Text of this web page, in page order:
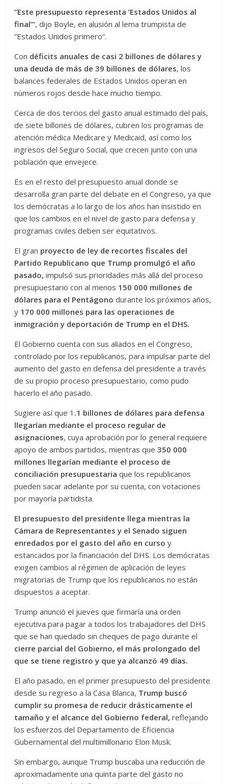
“Este presupuesto representa ‘Estados Unidos al
final’”, dijo Boyle, en alusión al lema trumpista de
“Estados Unidos primero”.
Con déficits anuales de casi 2 billones de dólares y
una deuda de más de 39 billones de dólares, los
balances federales de Estados Unidos operan en
números rojos desde hace mucho tiempo.
Cerca de dos tercios del gasto anual estimado del país,
de siete billones de dólares, cubren los programas de
atención médica Medicare y Medicaid, así como los
ingresos del Seguro Social, que crecen junto con una
población que envejece.
Es en el resto del presupuesto anual donde se
desarrolla gran parte del debate en el Congreso, ya que
los demócratas a lo largo de los años han insistido en
que los cambios en el nivel de gasto para defensa y
programas civiles deben ser equitativos.
El gran proyecto de ley de recortes fiscales del
Partido Republicano que Trump promulgó el año
pasado, impulsó sus prioridades más allá del proceso
presupuestario con al menos 150 000 millones de
dólares para el Pentágono durante los próximos años,
y 170 000 millones para las operaciones de
inmigración y deportación de Trump en el DHS.
El Gobierno cuenta con sus aliados en el Congreso,
controlado por los republicanos, para impulsar parte del
aumento del gasto en defensa del presidente a través
de su propio proceso presupuestario, como pudo
hacerlo el año pasado.
Sugiere así que 1 .1 billones de dólares para defensa
llegarían mediante el proceso regular de
asignaciones, cuya aprobación por lo general requiere
apoyo de ambos partidos, mientras que350 000
millones llegarían mediante el proceso de
conciliación presupuestaria que los republicanos
pueden sacar adelante por su cuenta, con votaciones
por mayoría partidista.
El presupuesto del presidente llega mientras la
Cámara de Representantes y el Senado siguen
enredados por el gasto del año en curso y
estancados por la financiación del DHS. Los demócratas
exigen cambios al régimen de aplicación de leyes
migratorias de Trump que los republicanos no están
dispuestos a aceptar.
Trump anunció el jueves que firmaría una orden
ejecutiva para pagar a todos los trabajadores del DHS
que se han quedado sin cheques de pago durante el
cierre parcial del Gobierno, el más prolongado del
que se tiene registro y que ya alcanzó 49 días.
El año pasado, en el primer presupuesto del presidente
desde su regreso a la Casa Blanca, Trump buscó
cumplir su promesa de reducir drásticamente el
tamaño y el alcance del Gobierno federal, reflejando
los esfuerzos del Departamento de Eficiencia
Gubernamental del multimillonario Elon Musk.
Sin embargo, aunque Trump buscaba una reducción de
aproximadamente una quinta parte del gasto no